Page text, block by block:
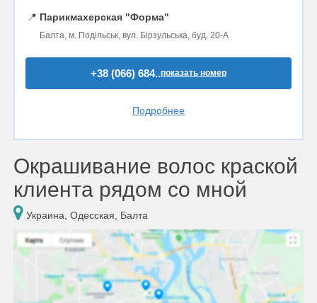
📍 Парикмахерская "Форма"
Балта, м. Подільськ, вул. Бірзульська, буд. 20-А
+38 (066) 684..показать номер
Подробнее
Окрашивание волос краской
клиента рядом со мной
Украина, Одесская, Балта